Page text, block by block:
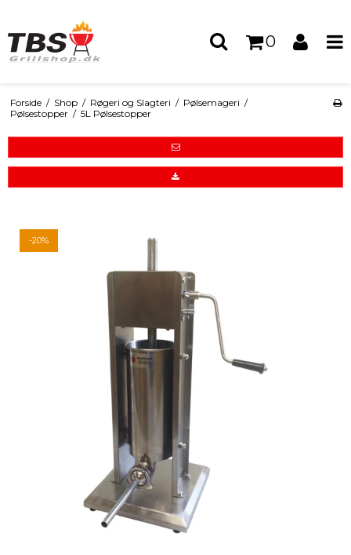
0
Forside / Shop / Røgeri og Slagteri / Pølsemageri /
Pølsestopper / 5L Pølsestopper
-20%